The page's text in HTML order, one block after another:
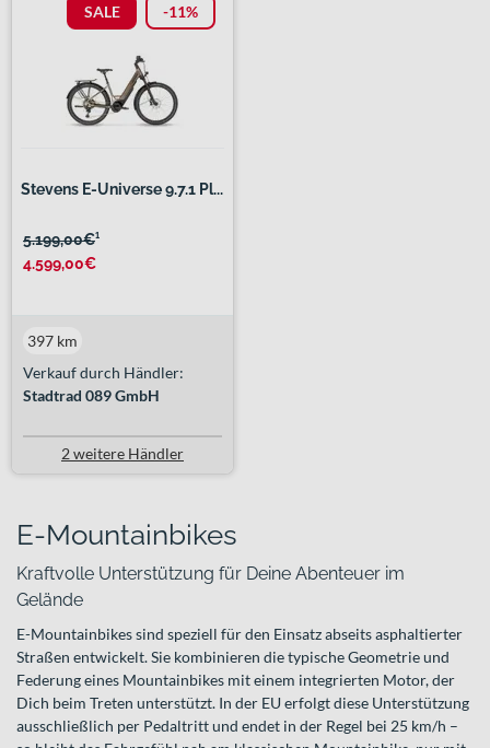
SALE -11%
Stevens E-Universe 9.7.1 Pl...
5.199,00€¹
4.599,00€
Verkauf durch Händler:
Stadtrad 089 GmbH
397 km
2 weitere Händler
E-Mountainbikes
Kraftvolle Unterstützung für Deine Abenteuer im
Gelände
E-Mountainbikes sind speziell für den Einsatz abseits asphaltierter
Straßen entwickelt. Sie kombinieren die typische Geometrie und
Federung eines Mountainbikes mit einem integrierten Motor, der
Dich beim Treten unterstützt. In der EU erfolgt diese Unterstützung
ausschließlich per Pedaltritt und endet in der Regel bei 25 km/h –